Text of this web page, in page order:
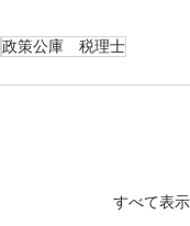
政策公庫 税理士
すべて表示